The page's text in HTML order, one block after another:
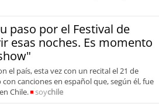
paso por el Festival de
esas noches. Es momento
el país, esta vez con un recital el 21 de
canciones en español que, según él, fue
Chile.
soychile